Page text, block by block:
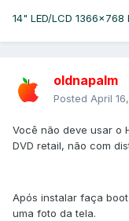
14" LED/LCD 1366x768
oldnapalm
Posted April
Você não deve usar o
DVD retail, não com
Após instalar faça
uma foto da tela.